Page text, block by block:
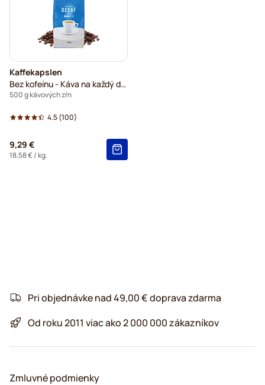
Kaffekapslen
Bez kofeínu - Káva na každý deň
500 g kávových zŕn
4.5(100)
9,29 €
18,58 €/ kg.
Pri objednávke nad 49,00 € doprava zdarma
Od roku 2011 viac ako 2 000 000 zákazníkov
Zmluvné podmienky